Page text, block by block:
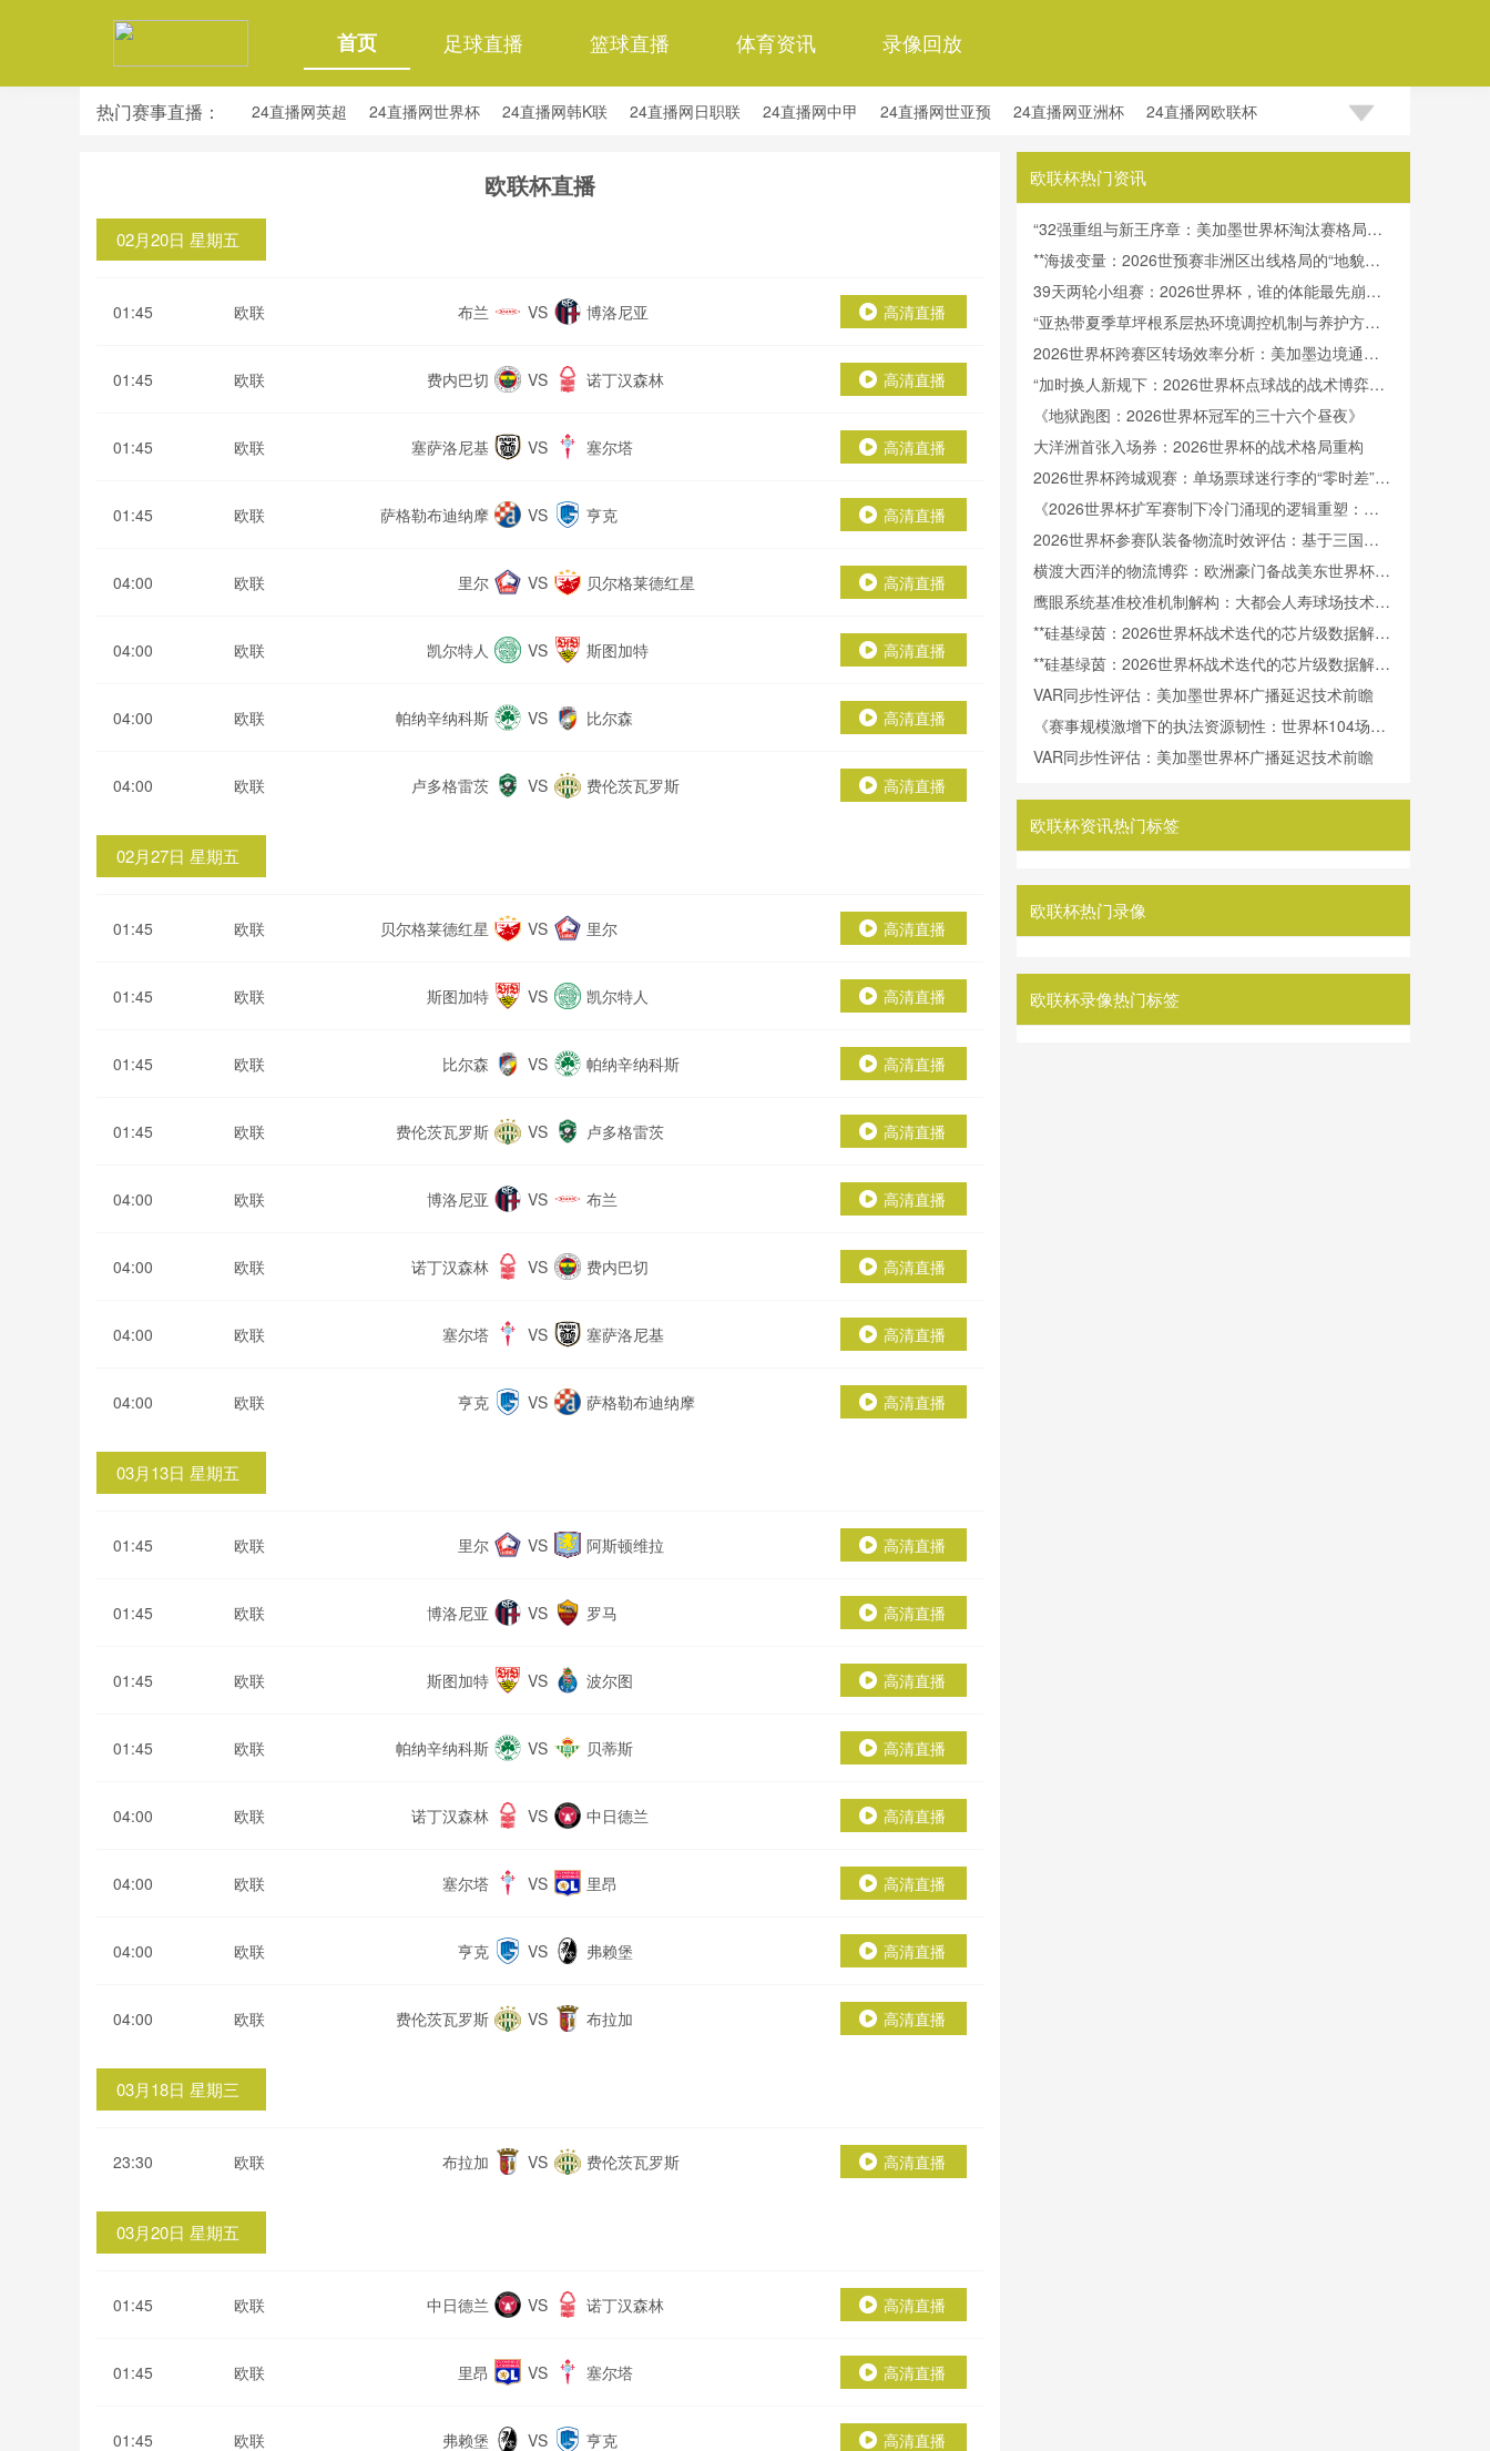
首页 足球直播 篮球直播 体育资讯 录像回放
热门赛事直播： 24直播网英超 24直播网世界杯 24直播网韩K联 24直播网日职联 24直播网中甲 24直播网世亚预 24直播网亚洲杯 24直播网欧联杯
欧联杯直播
02月20日 星期五
01:45 欧联 布兰 VS 博洛尼亚 高清直播
01:45 欧联 费内巴切 VS 诺丁汉森林 高清直播
01:45 欧联 塞萨洛尼基 VS 塞尔塔 高清直播
01:45 欧联 萨格勒布迪纳摩 VS 亨克 高清直播
04:00 欧联 里尔 VS 贝尔格莱德红星 高清直播
04:00 欧联 凯尔特人 VS 斯图加特 高清直播
04:00 欧联 帕纳辛纳科斯 VS 比尔森 高清直播
04:00 欧联 卢多格雷茨 VS 费伦茨瓦罗斯 高清直播
02月27日 星期五
01:45 欧联 贝尔格莱德红星 VS 里尔 高清直播
01:45 欧联 斯图加特 VS 凯尔特人 高清直播
01:45 欧联 比尔森 VS 帕纳辛纳科斯 高清直播
01:45 欧联 费伦茨瓦罗斯 VS 卢多格雷茨 高清直播
04:00 欧联 博洛尼亚 VS 布兰 高清直播
04:00 欧联 诺丁汉森林 VS 费内巴切 高清直播
04:00 欧联 塞尔塔 VS 塞萨洛尼基 高清直播
04:00 欧联 亨克 VS 萨格勒布迪纳摩 高清直播
03月13日 星期五
01:45 欧联 里尔 VS 阿斯顿维拉 高清直播
01:45 欧联 博洛尼亚 VS 罗马 高清直播
01:45 欧联 斯图加特 VS 波尔图 高清直播
01:45 欧联 帕纳辛纳科斯 VS 贝蒂斯 高清直播
04:00 欧联 诺丁汉森林 VS 中日德兰 高清直播
04:00 欧联 塞尔塔 VS 里昂 高清直播
04:00 欧联 亨克 VS 弗赖堡 高清直播
04:00 欧联 费伦茨瓦罗斯 VS 布拉加 高清直播
03月18日 星期三
23:30 欧联 布拉加 VS 费伦茨瓦罗斯 高清直播
03月20日 星期五
01:45 欧联 中日德兰 VS 诺丁汉森林 高清直播
01:45 欧联 里昂 VS 塞尔塔 高清直播
01:45 欧联 弗赖堡 VS 亨克 高清直播
欧联杯热门资讯
“32强重组与新王序章：美加墨世界杯淘汰赛格局再
定义”
**海拔变量：2026世预赛非洲区出线格局的“地貌暗
战”**
39天两轮小组赛：2026世界杯，谁的体能最先崩
盘？
“亚热带夏季草坪根系层热环境调控机制与养护方案
优化——以大型体育场为例”
2026世界杯跨赛区转场效率分析：美加墨边境通关
流程对球员流动时效的约束机制研究
“加时换人新规下：2026世界杯点球战的战术博弈与
阵容重构”
《地狱跑图：2026世界杯冠军的三十六个昼夜》
大洋洲首张入场券：2026世界杯的战术格局重构
2026世界杯跨城观赛：单场票球迷行李的“零时差”跨
城转运方案
《2026世界杯扩军赛制下冷门涌现的逻辑重塑：概
率分布修正与风险变量再校准》
2026世界杯参赛队装备物流时效评估：基于三国出
线效率的视角
横渡大西洋的物流博弈：欧洲豪门备战美东世界杯的
物资周转效能透视
鹰眼系统基准校准机制解构：大都会人寿球场技术架
构部署与2026世界杯适配展望
**硅基绿茵：2026世界杯战术迭代的芯片级数据解码
**
**硅基绿茵：2026世界杯战术迭代的芯片级数据解码
**
VAR同步性评估：美加墨世界杯广播延迟技术前瞻
《赛事规模激增下的执法资源韧性：世界杯104场赛
制对精英裁判储备的代谢压力与长效供给评估》
VAR同步性评估：美加墨世界杯广播延迟技术前瞻
欧联杯资讯热门标签
欧联杯热门录像
欧联杯录像热门标签